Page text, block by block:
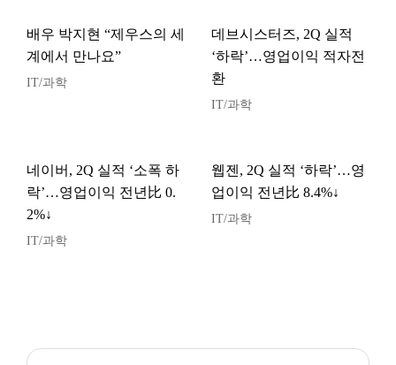
배우 박지현 “제우스의 세
계에서 만나요”
IT/과학
데브시스터즈, 2Q 실적
‘하락’…영업이익 적자전
환
IT/과학
네이버, 2Q 실적 ‘소폭 하
락’…영업이익 전년比 0.
2%↓
IT/과학
웹젠, 2Q 실적 ‘하락’…영
업이익 전년比 8.4%↓
IT/과학